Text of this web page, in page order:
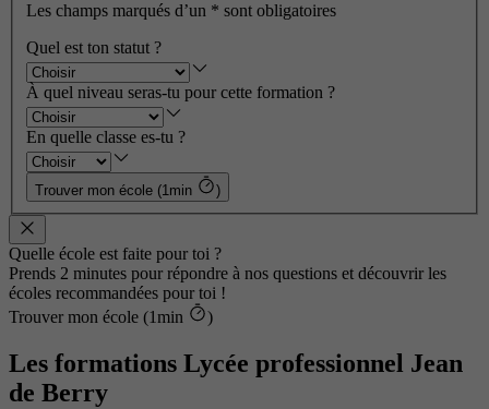
Les champs marqués d’un * sont obligatoires
Quel est ton statut ?
À quel niveau seras-tu pour cette formation ?
En quelle classe es-tu ?
Trouver mon école (1min )
Quelle école est faite pour toi ?
Prends 2 minutes pour répondre à nos questions et découvrir les
écoles recommandées pour toi !
Trouver mon école (1min
)
Les formations Lycée professionnel Jean
de Berry